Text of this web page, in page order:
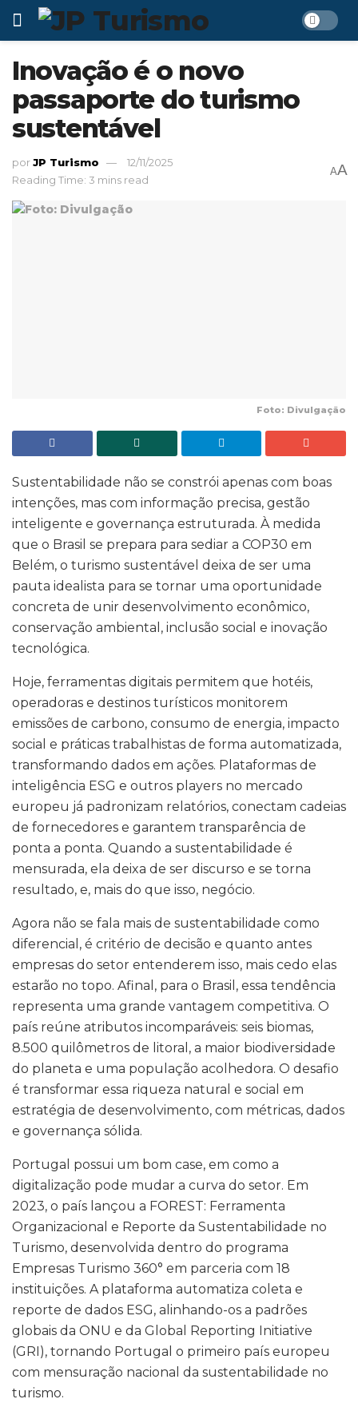
Inovação é o novo
passaporte do turismo
sustentável
porJP Turismo
12/11/2025
Reading Time: 3 mins read
AA
Foto: Divulgação
Sustentabilidade não se constrói apenas com boas
intenções, mas com informação precisa, gestão
inteligente e governança estruturada. À medida
que o Brasil se prepara para sediar a COP30 em
Belém, o turismo sustentável deixa de ser uma
pauta idealista para se tornar uma oportunidade
concreta de unir desenvolvimento econômico,
conservação ambiental, inclusão social e inovação
tecnológica.
Hoje, ferramentas digitais permitem que hotéis,
operadoras e destinos turísticos monitorem
emissões de carbono, consumo de energia, impacto
social e práticas trabalhistas de forma automatizada,
transformando dados em ações. Plataformas de
inteligência ESG e outros players no mercado
europeu já padronizam relatórios, conectam cadeias
de fornecedores e garantem transparência de
ponta a ponta. Quando a sustentabilidade é
mensurada, ela deixa de ser discurso e se torna
resultado, e, mais do que isso, negócio.
Agora não se fala mais de sustentabilidade como
diferencial, é critério de decisão e quanto antes
empresas do setor entenderem isso, mais cedo elas
estarão no topo. Afinal, para o Brasil, essa tendência
representa uma grande vantagem competitiva. O
país reúne atributos incomparáveis: seis biomas,
8.500 quilômetros de litoral, a maior biodiversidade
do planeta e uma população acolhedora. O desafio
é transformar essa riqueza natural e social em
estratégia de desenvolvimento, com métricas, dados
e governança sólida.
Portugal possui um bom case, em como a
digitalização pode mudar a curva do setor. Em
2023, o país lançou a FOREST: Ferramenta
Organizacional e Reporte da Sustentabilidade no
Turismo, desenvolvida dentro do programa
Empresas Turismo 360° em parceria com 18
instituições. A plataforma automatiza coleta e
reporte de dados ESG, alinhando-os a padrões
globais da ONU e da Global Reporting Initiative
(GRI), tornando Portugal o primeiro país europeu
com mensuração nacional da sustentabilidade no
turismo.